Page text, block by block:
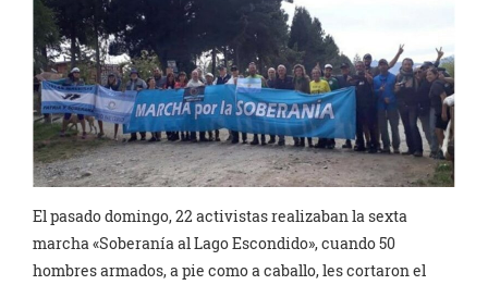
El pasado domingo, 22 activistas realizaban la sexta
marcha «Soberanía al Lago Escondido», cuando 50
hombres armados, a pie como a caballo, les cortaron el